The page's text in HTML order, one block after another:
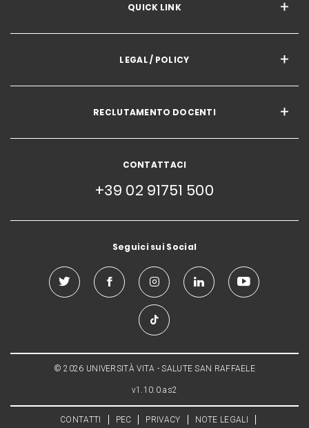
QUICK LINK
LEGAL / POLICY
RECLUTAMENTO DOCENTI
CONTATTACI
+39 02 91751 500
Seguici sui Social
© 2026 UNIVERSITÀ VITA - SALUTE SAN RAFFAELE
v1.10.0.as2
CONTATTI PEC PRIVACY NOTE LEGALI